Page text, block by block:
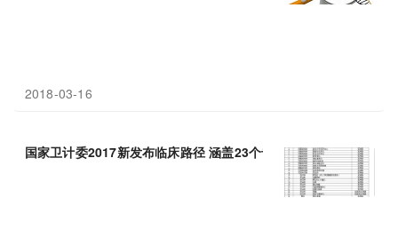
2018-03-16
国家卫计委2017新发布临床路径 涵盖23个专业202个病种